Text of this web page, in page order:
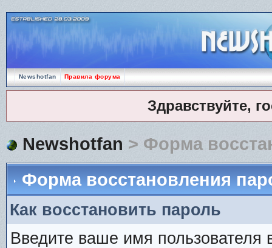
Newshotfan Правила форума
Здравствуйте,
Newshotfan > Форма
Форма восстановления
Как восстановить пароль
Введите ваше имя